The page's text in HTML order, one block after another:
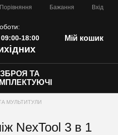
Порівняння Бажання Вхід
18:00
Мій кошик
ЗБРОЯ ТА
МУЛЬТИТУЛИ
NexTool 3 в 1